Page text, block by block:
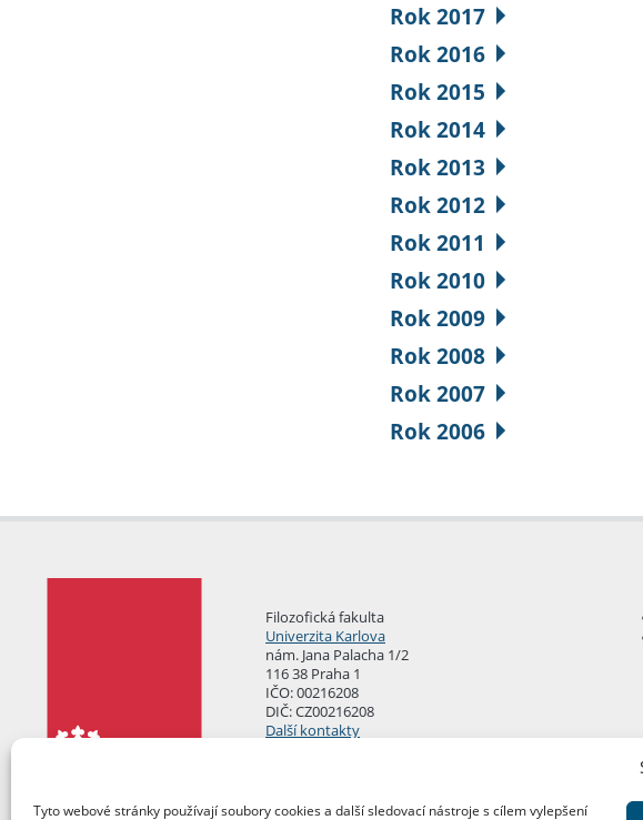
Tyto webové stránky používají soubory cookies a další sledovací nástroje s cílem vylepšení
Rok 2017
Rok 2016
Rok 2015
Rok 2014
Rok 2013
Rok 2012
Rok 2011
Rok 2010
Rok 2009
Rok 2008
Rok 2007
Rok 2006
Filozofická fakulta
Univerzita Karlova
nám. Jana Palacha 1/2
116 38 Praha 1
IČO: 00216208
DIČ: CZ00216208
Další kontakty